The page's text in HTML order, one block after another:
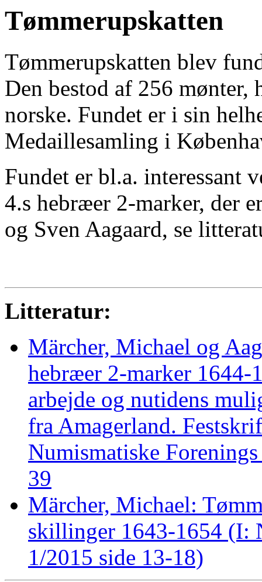
Tømmerupskatten
Tømmerupskatten blev
Den bestod af 256 mønter,
norske. Fundet er i sin
Medaillesamling i
Fundet er bl.a. interessant
4.s hebræer 2-marker, der
og Sven Aagaard, se
Litteratur:
Märcher, Michael og
hebræer 2-marker 1644-
arbejde og nutidens
fra Amagerland.
Numismatiske
39
Märcher, Michael:
skillinger 1643-1654 (I:
1/2015 side 13-18)